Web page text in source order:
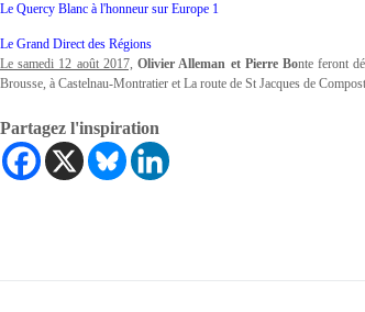
Le Quercy Blanc à l'honneur sur Europe 1
Le Grand Direct des Régions
Le samedi 12 août 2017, Olivier Alleman et Pierre Bonte feront
Brousse, à Castelnau-Montratier et La route de St Jacques de
Partagez l'inspiration